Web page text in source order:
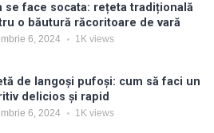
se face socata: rețeta tradițională
o băutură răcoritoare de vară
6, 2024 1Kviews
de langoși pufoși: cum să faci un
delicios și rapid
6, 2024 1Kviews